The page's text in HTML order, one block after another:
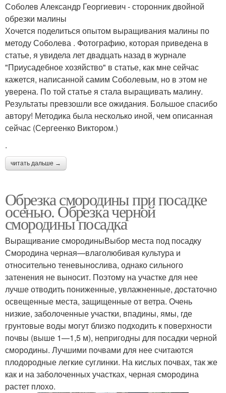
Соболев Александр Георгиевич - сторонник двойной
обрезки малины
Хочется поделиться опытом выращивания малины по
методу Соболева . Фотографию, которая приведена в
статье, я увидела лет двадцать назад в журнале
"Приусадебное хозяйство" в статье, как мне сейчас
кажется, написанной самим Соболевым, но в этом не
уверена. По той статье я стала выращивать малину.
Результаты превзошли все ожидания. Большое спасибо
автору! Методика была несколько иной, чем описанная
сейчас (Сергеенко Виктором.)
.
читать дальше →
Обрезка смородины при посадке
осенью. Обрезка черной
смородины посадка
Выращивание смородиныВыбор места под посадку
Смородина черная—влаголюбивая культура и
относительно теневынослива, однако сильного
затенения не выносит. Поэтому на участке для нее
лучше отводить пониженные, увлажненные, достаточно
освещенные места, защищенные от ветра. Очень
низкие, заболоченные участки, впадины, ямы, где
грунтовые воды могут близко подходить к поверхности
почвы (выше 1—1,5 м), непригодны для посадки черной
смородины. Лучшими почвами для нее считаются
плодородные легкие суглинки. На кислых почвах, так же
как и на заболоченных участках, черная смородина
растет плохо.